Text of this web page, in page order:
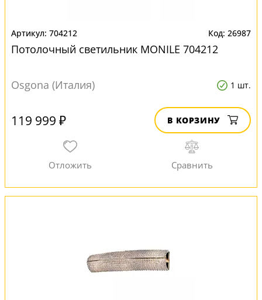
704212 26987
Потолочный светильник MONILE 704212
Osgona (Италия) 1 шт.
119 999 ₽ В КОРЗИНУ